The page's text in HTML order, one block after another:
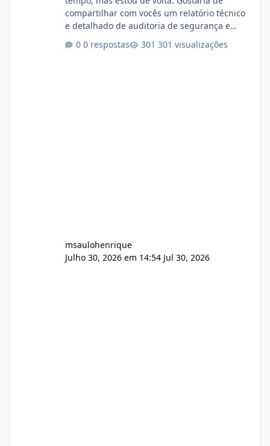
compartilhar com vocês um relatório técnico
e detalhado de auditoria de segurança e
atualmente em circulação e comercialização
0 respostas 301 visualizações
msaulohenrique
Julho 30, 2026 em 14:54 Jul 30, 2026